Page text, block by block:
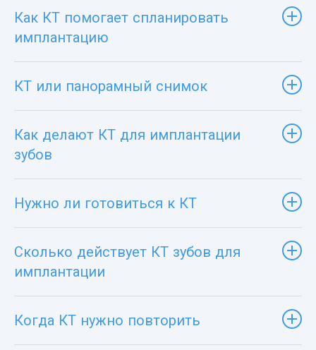
Как КТ помогает спланировать
имплантацию
КТ или панорамный снимок
Как делают КТ для имплантации
зубов
Нужно ли готовиться к КТ
Сколько действует КТ зубов для
имплантации
Когда КТ нужно повторить